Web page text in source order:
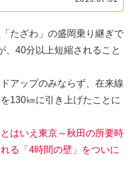
たざわ」の盛岡乗り継ぎで
、40分以上短縮されること
アップのみならず、在来線
130㎞に引き上げたことに
はいえ東京～秋田の所要時
る「4時間の壁」をついに